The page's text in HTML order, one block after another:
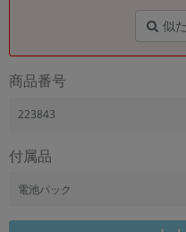
似
商品番号
223843
付属品
電池パック
メーカー
「Apple」「SONY」「SHARP」など
機能・特徴